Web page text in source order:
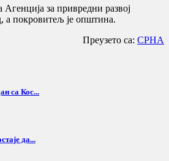
Агенција за привредни развој
покровитељ је општина.
Преузето са: СРНА
са Кос...
да...